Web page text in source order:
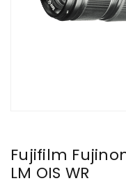
Fujifilm
LM OIS WR